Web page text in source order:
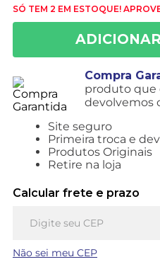
SÓ TEM 2 EM ESTOQUE!
Compra
produto que
devolvemos
Site seguro
Primeira troca e
Produtos Originais
Retire na loja
Calcular frete e prazo
Não sei meu CEP